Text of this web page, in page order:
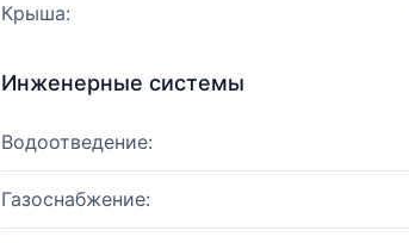
Крыша:
Инженерные системы
Водоотведение:
Газоснабжение: